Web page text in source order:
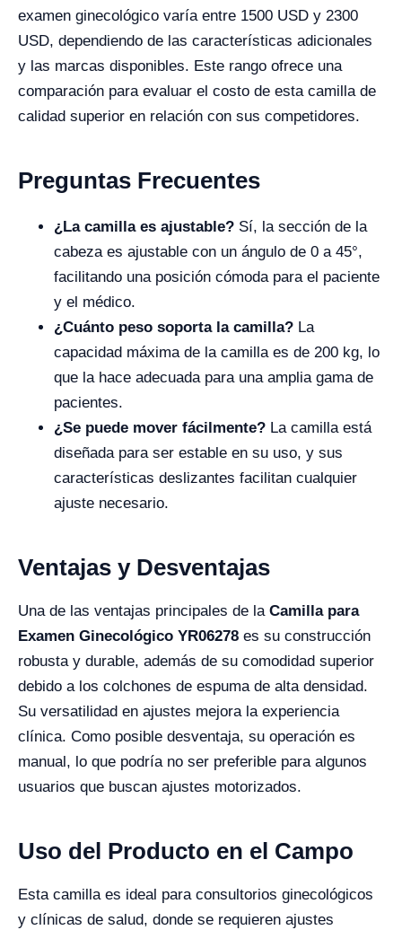
examen ginecológico varía entre 1500 USD y 2300
USD, dependiendo de las características adicionales
y las marcas disponibles. Este rango ofrece una
comparación para evaluar el costo de esta camilla de
calidad superior en relación con sus competidores.
Preguntas Frecuentes
¿La camilla es ajustable? Sí, la sección de la
cabeza es ajustable con un ángulo de 0 a 45°,
facilitando una posición cómoda para el paciente
y el médico.
¿Cuánto peso soporta la camilla? La
capacidad máxima de la camilla es de 200 kg, lo
que la hace adecuada para una amplia gama de
pacientes.
¿Se puede mover fácilmente? La camilla está
diseñada para ser estable en su uso, y sus
características deslizantes facilitan cualquier
ajuste necesario.
Ventajas y Desventajas
Una de las ventajas principales de la Camilla para
Examen Ginecológico YR06278 es su construcción
robusta y durable, además de su comodidad superior
debido a los colchones de espuma de alta densidad.
Su versatilidad en ajustes mejora la experiencia
clínica. Como posible desventaja, su operación es
manual, lo que podría no ser preferible para algunos
usuarios que buscan ajustes motorizados.
Uso del Producto en el Campo
Esta camilla es ideal para consultorios ginecológicos
y clínicas de salud, donde se requieren ajustes